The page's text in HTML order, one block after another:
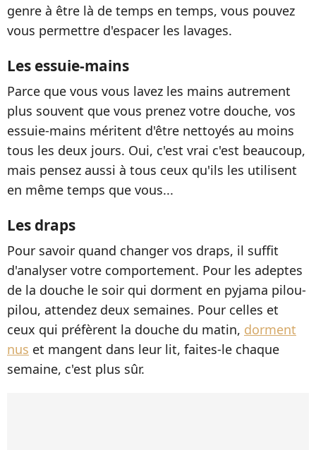
genre à être là de temps en temps, vous pouvez
vous permettre d'espacer les lavages.
Les essuie-mains
Parce que vous vous lavez les mains autrement
plus souvent que vous prenez votre douche, vos
essuie-mains méritent d'être nettoyés au moins
tous les deux jours. Oui, c'est vrai c'est beaucoup,
mais pensez aussi à tous ceux qu'ils les utilisent
en même temps que vous...
Les draps
Pour savoir quand changer vos draps, il suffit
d'analyser votre comportement. Pour les adeptes
de la douche le soir qui dorment en pyjama pilou-
pilou, attendez deux semaines. Pour celles et
ceux qui préfèrent la douche du matin, dorment
nus et mangent dans leur lit, faites-le chaque
semaine, c'est plus sûr.